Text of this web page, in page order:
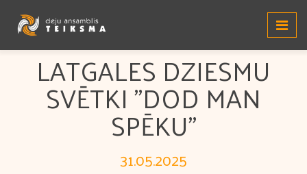
LATGALES DZIESMU
SVĒTKI "DOD MAN
SPĒKU"
31.05.2025